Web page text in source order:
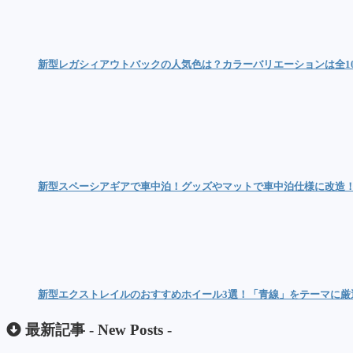
新型レガシィアウトバックの人気色は？カラーバリエーションは全
新型スペーシアギアで車中泊！グッズやマットで車中泊仕様に改造！
新型エクストレイルのおすすめホイール3選！「青線」をテーマに厳
最新記事 - New Posts -